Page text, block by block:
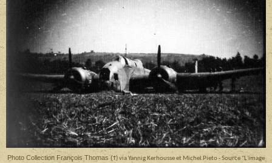
Photo Collection François Thomas (Ϯ) via Yannig Kerhousse et Michel Pieto - Source "L'image